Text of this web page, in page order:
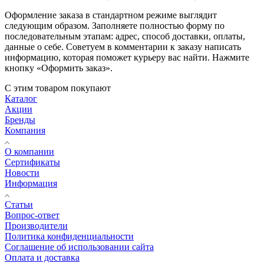
Оформление заказа в стандартном режиме выглядит
следующим образом. Заполняете полностью форму по
последовательным этапам: адрес, способ доставки, оплаты,
данные о себе. Советуем в комментарии к заказу написать
информацию, которая поможет курьеру вас найти. Нажмите
кнопку «Оформить заказ».
С этим товаром покупают
Каталог
Акции
Бренды
Компания
О компании
Сертификаты
Новости
Информация
Статьи
Вопрос-ответ
Производители
Политика конфиденциальности
Соглашение об использовании сайта
Оплата и доставка